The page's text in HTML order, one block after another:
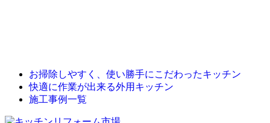
お掃除しやすく、使い勝手にこだわったキッチン
快適に作業が出来る外用キッチン
施工事例一覧